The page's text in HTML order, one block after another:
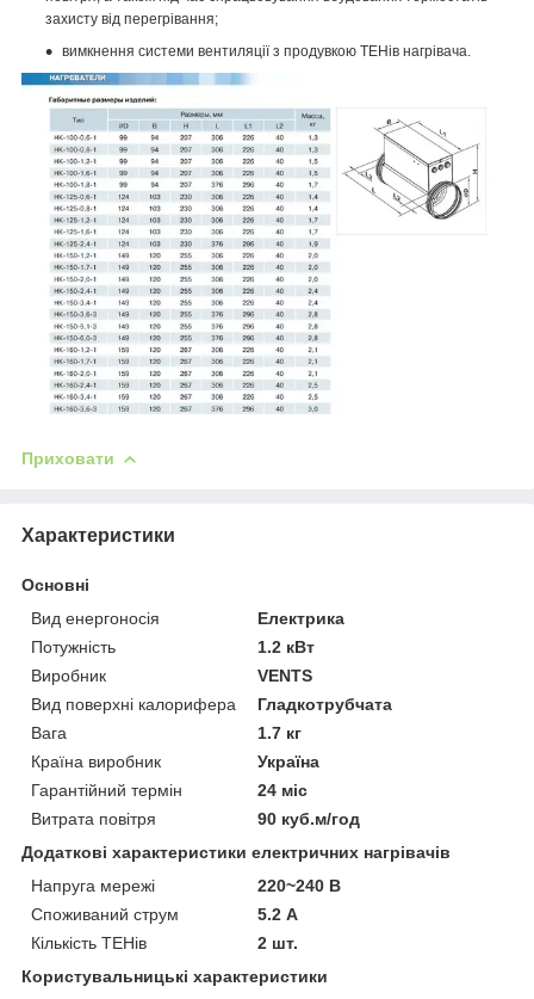
захисту від перегрівання;
вимкнення системи вентиляції з продувкою ТЕНів нагрівача.
Приховати
Характеристики
Основні
Вид енергоносія
Електрика
Потужність
1.2 кВт
Виробник
VENTS
Вид поверхні калорифера
Гладкотрубчата
Вага
1.7 кг
Країна виробник
Україна
Гарантійний термін
24 міс
Витрата повітря
90 куб.м/год
Додаткові характеристики електричних нагрівачів
Напруга мережі
220~240 В
Споживаний струм
5.2 А
Кількість ТЕНів
2 шт.
Користувальницькі характеристики